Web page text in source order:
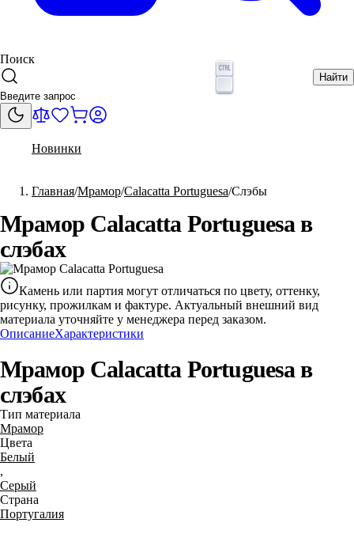
Поиск
Найти
Новинки
Главная Мрамор Calacatta Portuguesa Слэбы
Мрамор Calacatta Portuguesa в
слэбах
Камень или партия могут отличаться по цвету, оттенку,
рисунку, прожилкам и фактуре. Актуальный внешний вид
материала уточняйте у менеджера перед заказом.
ОписаниеХарактеристики
Мрамор Calacatta Portuguesa в
слэбах
Тип материала
Мрамор
Цвета
Белый
,
Серый
Страна
Португалия